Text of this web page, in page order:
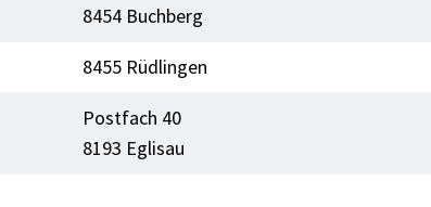
8454 Buchberg
8455 Rüdlingen
Postfach 40
8193 Eglisau